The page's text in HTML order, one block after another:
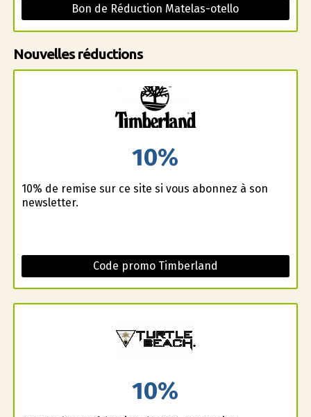
Bon de Réduction Matelas-otello
Nouvelles réductions
10%
10% de remise sur ce site si vous abonnez à son
newsletter.
Code promo Timberland
10%